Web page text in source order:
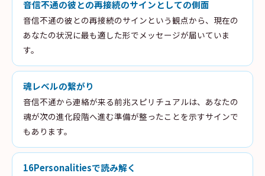
音信不通の彼との再接続のサインとしての側面
音信不通の彼との再接続のサインという観点から、現在の
あなたの状況に最も適した形でメッセージが届いていま
す。
魂レベルの繋がり
音信不通から連絡が来る前兆スピリチュアルは、あなたの
魂が次の進化段階へ進む準備が整ったことを示すサインで
もあります。
16Personalitiesで読み解く